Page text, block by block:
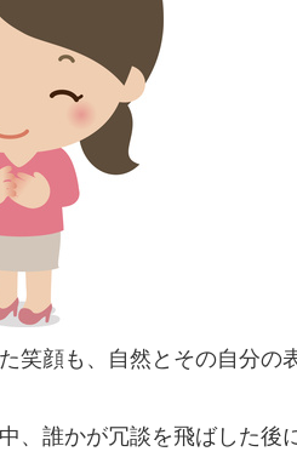
笑顔も、自然とその自分
、誰かが冗談を飛ばした後